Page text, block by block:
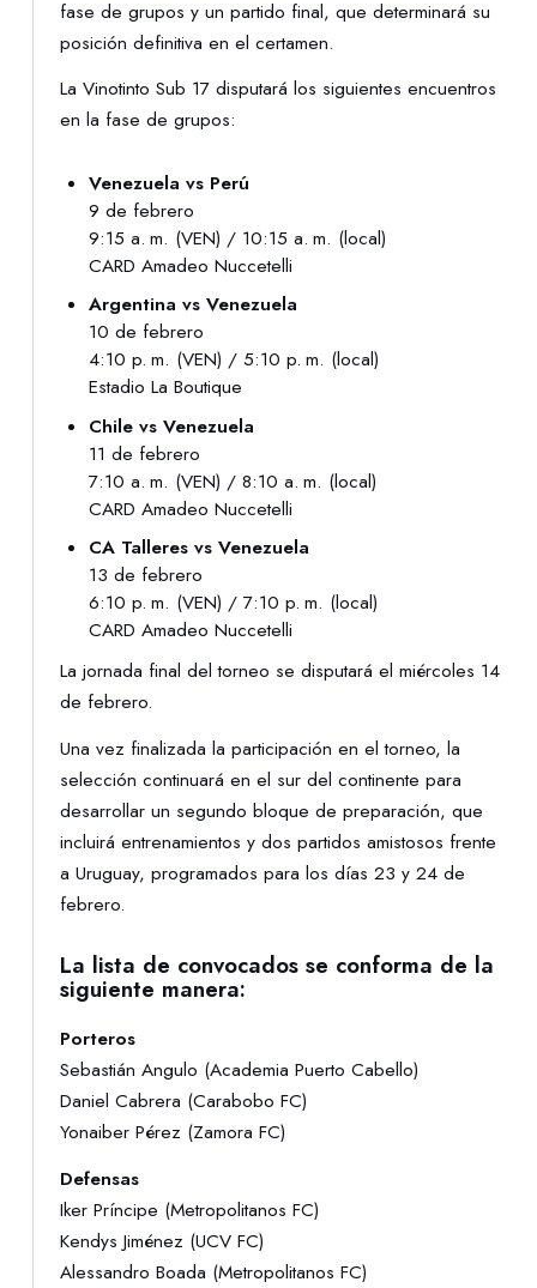
fase de grupos y un partido final, que determinará su
posición definitiva en el certamen.
La Vinotinto Sub 17 disputará los siguientes encuentros
en la fase de grupos:
Venezuela vs Perú
9 de febrero
9:15 a. m. (VEN) / 10:15 a. m. (local)
CARD Amadeo Nuccetelli
Argentina vs Venezuela
10 de febrero
4:10 p. m. (VEN) / 5:10 p. m. (local)
Estadio La Boutique
Chile vs Venezuela
11 de febrero
7:10 a. m. (VEN) / 8:10 a. m. (local)
CARD Amadeo Nuccetelli
CA Talleres vs Venezuela
13 de febrero
6:10 p. m. (VEN) / 7:10 p. m. (local)
CARD Amadeo Nuccetelli
La jornada final del torneo se disputará el miércoles 14
de febrero.
Una vez finalizada la participación en el torneo, la
selección continuará en el sur del continente para
desarrollar un segundo bloque de preparación, que
incluirá entrenamientos y dos partidos amistosos frente
a Uruguay, programados para los días 23 y 24 de
febrero.
La lista de convocados se conforma de la
siguiente manera:
Porteros
Sebastián Angulo (Academia Puerto Cabello)
Daniel Cabrera (Carabobo FC)
Yonaiber Pérez (Zamora FC)
Defensas
Iker Príncipe (Metropolitanos FC)
Kendys Jiménez (UCV FC)
Alessandro Boada (Metropolitanos FC)